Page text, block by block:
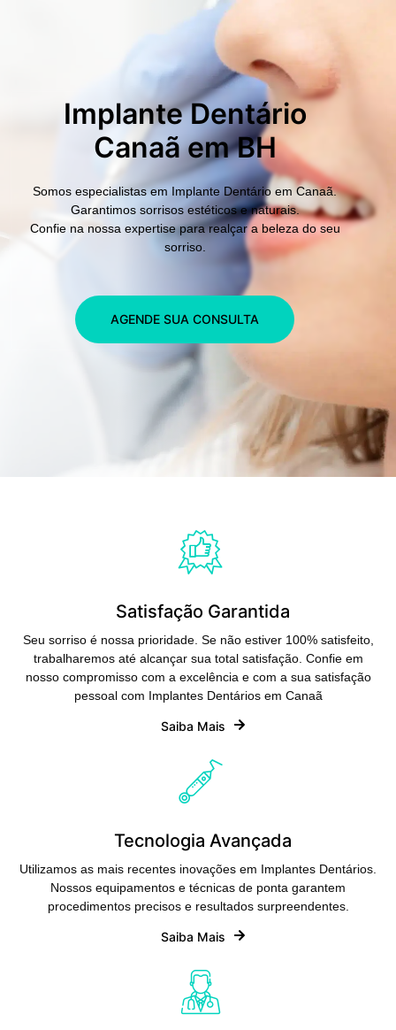
Implante Dentário
Canaã em BH
Somos especialistas em Implante Dentário em Canaã.
Garantimos sorrisos estéticos e naturais.
Confie na nossa expertise para realçar a beleza do seu
sorriso.
AGENDE SUA CONSULTA
Satisfação Garantida
Seu sorriso é nossa prioridade. Se não estiver 100% satisfeito,
trabalharemos até alcançar sua total satisfação. Confie em
nosso compromisso com a excelência e com a sua satisfação
pessoal com Implantes Dentários em Canaã
Saiba Mais
Tecnologia Avançada
Utilizamos as mais recentes inovações em Implantes Dentários.
Nossos equipamentos e técnicas de ponta garantem
procedimentos precisos e resultados surpreendentes.
Saiba Mais